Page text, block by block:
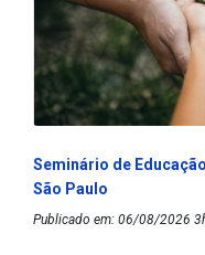
Seminário de
São Paulo
Publicado em: 06/08/2026